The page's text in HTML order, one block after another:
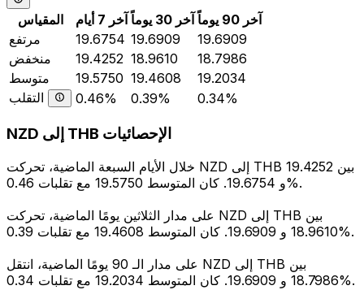
المقياس آخر 7 أيام آخر 30 يوماً
آخر 90 يوماً
مرتفع
19.6754 19.6909
19.6909
منخفض
19.4252 18.9610
18.7986
متوسط
19.5750 19.4608
19.2034
التقلب
0.46% 0.39% 0.34%
NZD إلى THB الإحصائيات
خلال الأيام السبعة الماضية، تحركت NZD إلى THB بين 19.4252
و 19.6754. كان المتوسط 19.5750 مع تقلبات 0.46%.
على مدار الثلاثين يومًا الماضية، تحركت NZD إلى THB بين
18.9610 و 19.6909. كان المتوسط 19.4608 مع تقلبات 0.39%.
على مدار الـ 90 يومًا الماضية، انتقل NZD إلى THB بين
18.7986 و 19.6909. كان المتوسط 19.2034 مع تقلبات 0.34%.